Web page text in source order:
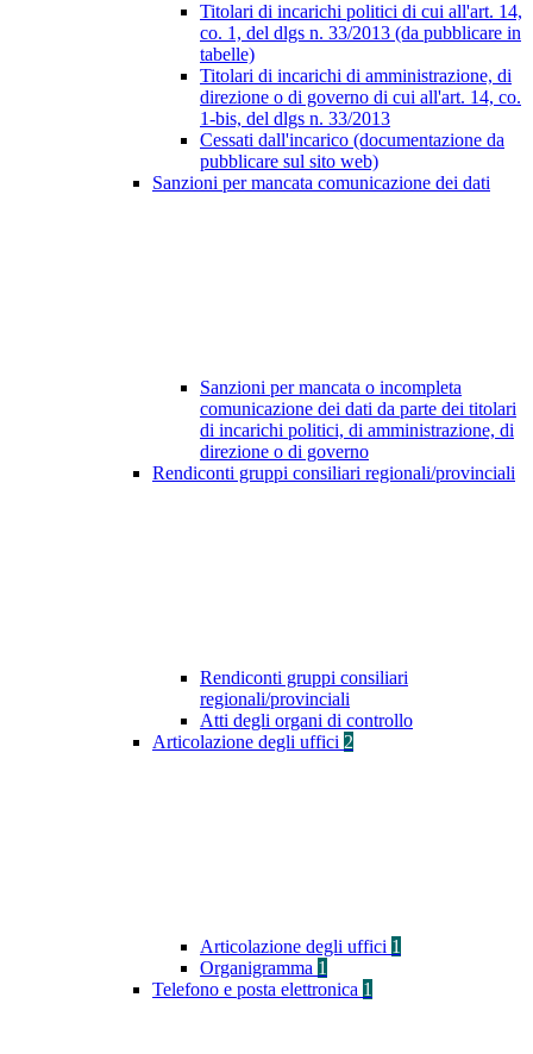
Titolari di incarichi politici di cui all'art. 14,
co. 1, del dlgs n. 33/2013 (da pubblicare in
tabelle)
Titolari di incarichi di amministrazione, di
direzione o di governo di cui all'art. 14, co.
1-bis, del dlgs n. 33/2013
Cessati dall'incarico (documentazione da
pubblicare sul sito web)
Sanzioni per mancata comunicazione dei dati
Sanzioni per mancata o incompleta
comunicazione dei dati da parte dei titolari
di incarichi politici, di amministrazione, di
direzione o di governo
Rendiconti gruppi consiliari regionali/provinciali
Rendiconti gruppi consiliari
regionali/provinciali
Atti degli organi di controllo
Articolazione degli uffici 2
Articolazione degli uffici 1
Organigramma 1
Telefono e posta elettronica 1